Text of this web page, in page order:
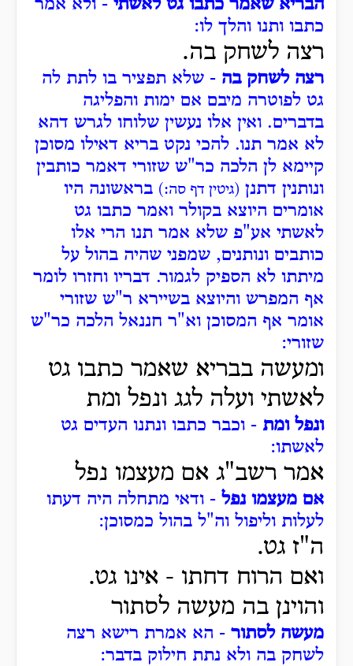
הבריא שאמר כתבו גט לאשתי - ולא אמר
כתבו ותנו והלך לו:
רצה לשחק בה.
רצה לשחק בה - שלא תפציר בו לתת לה
גט לפוטרה מיבם אם ימות והפליגה
בדברים. ואין אלו נעשין שלוחו לגרש דהא
לא אמר תנו. להכי נקט בריא דאילו מסוכן
קיימא לן הלכה כר"ש שזורי דאמר כותבין
ונותנין דתנן (גיטין דף סה:) בראשונה היו
אומרים היוצא בקולר ואמר כתבו גט
לאשתי אע"פ שלא אמר תנו הרי אלו
כותבים ונותנים, שמפני שהיה בהול על
מיתתו לא הספיק לגמור. דבריו וחזרו לומר
אף המפרש והיוצא בשיירא ר"ש שזורי
אומר אף המסוכן וא"ר חננאל הלכה כר"ש
שזורי:
ומעשה בבריא שאמר כתבו גט
לאשתי ועלה לגג ונפל ומת
ונפל ומת - וכבר כתבו ונתנו העדים גט
לאשתו:
אמר רשב"ג אם מעצמו נפל
אם מעצמו נפל - ודאי מתחלה היה דעתו
לעלות וליפול וה"ל בהול כמסוכן:
ה"ז גט.
ואם הרוח דחתו - אינו גט.
והוינן בה מעשה לסתור
מעשה לסתור - הא אמרת רישא רצה
לשחק בה ולא נתת חילוק בדבר: